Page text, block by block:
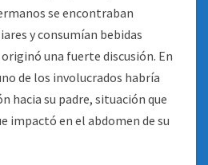
se encontraban
y consumían bebidas
una fuerte discusión. En
de los involucrados habría
hacia su padre, situación que
impactó en el abdomen de su